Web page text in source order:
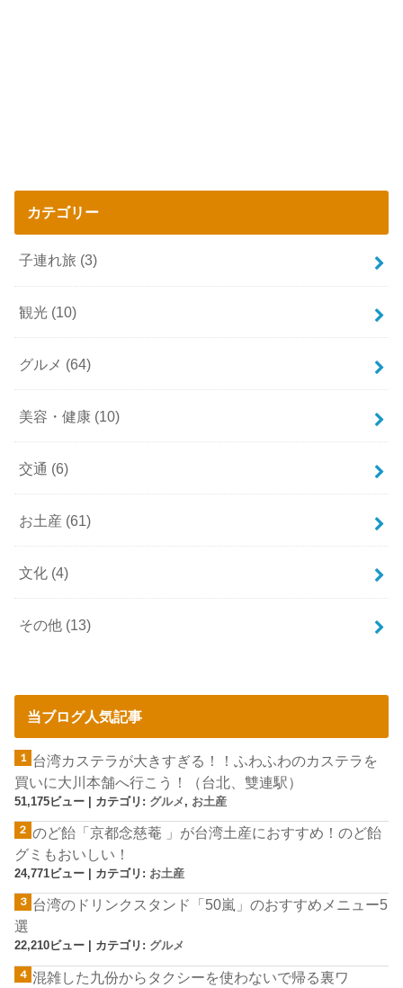
カテゴリー
子連れ旅 (3)
観光 (10)
グルメ (64)
美容・健康 (10)
交通 (6)
お土産 (61)
文化 (4)
その他 (13)
当ブログ人気記事
台湾カステラが大きすぎる！！ふわふわのカステラを
買いに大川本舗へ行こう！（台北、雙連駅）
51,175ビュー | カテゴリ: グルメ , お土産
のど飴「京都念慈菴 」が台湾土産におすすめ！のど飴
グミもおいしい！
24,771ビュー カテゴリ: お土産
台湾のドリンクスタンド「50嵐」のおすすめメニュー5
選
22,210ビュー カテゴリ: グルメ
混雑した九份からタクシーを使わないで帰る裏ワ